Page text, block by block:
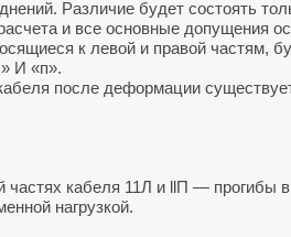
Различие будет состоять
и все основные допущения
к левой и правой частям,
И «п».
после деформации
частях кабеля 11Л и llП — прогибы
нагрузкой.